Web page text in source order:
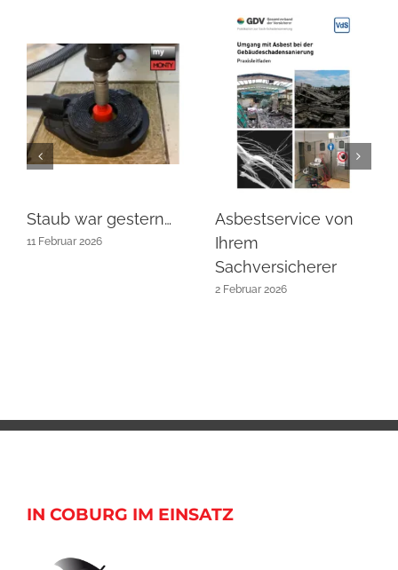
Staub war gestern…
11 Februar 2026
Asbestservice von
Ihrem
Sachversicherer
2 Februar 2026
IN COBURG IM EINSATZ